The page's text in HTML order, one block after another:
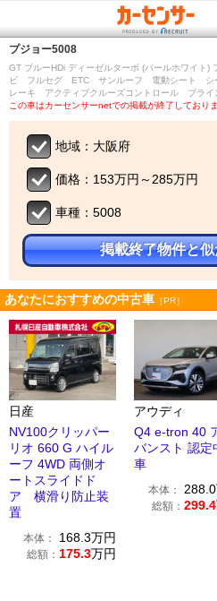
プジョー5008
GT ブルーHDi ディーゼルターボ (パールホワイト
ビ フルセグ ETC サンルーフ 電動シート シ
レーキ アクティブクルーズコントロール ブライ
この車はカーセンサーnetでの掲載が終了しておりま
地域：大阪府
価格：153万円～285万円
車種：5008
掲載終了物件と
あなたにおすすめの中古車 ［PR］
日産
NV100クリッパー
リオ 660 G ハイル
ーフ 4WD 両側オ
ートスライドド
ア 横滑り防止装
置
本体： 168.3万円
総額： 175.3万円
アウディ
Q4 e-tron 40
バンスト 認定
車
本体： 288.0
総額： 299.4